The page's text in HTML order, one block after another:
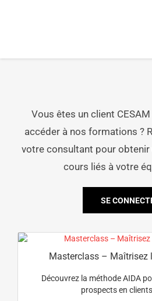
Vous êtes un client
accéder à nos formations ?
votre consultant pour obtenir
cours liés à votre
SE
Masterclass – Maîtrisez
Découvrez la méthode AIDA
prospects en